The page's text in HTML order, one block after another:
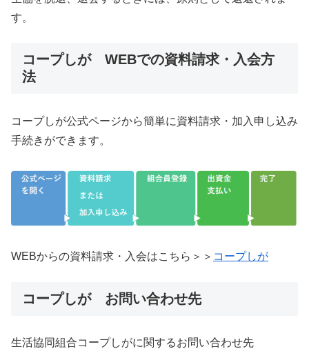
す。
コープしが WEBでの資料請求・入会方
法
コープしが公式ページから簡単に資料請求・加入申し込み
手続きができます。
WEBからの資料請求・入会はこちら＞＞ コープしが
コープしが お問い合わせ先
生活協同組合コープしがに関するお問い合わせ先